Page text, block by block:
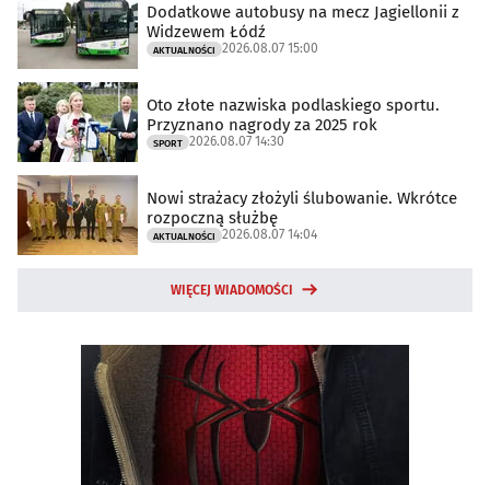
Dodatkowe autobusy na mecz Jagiellonii z
Widzewem Łódź
AKTUALNOŚCI 2026.08.07 15:00
Oto złote nazwiska podlaskiego sportu.
Przyznano nagrody za 2025 rok
SPORT 2026.08.07 14:30
Nowi strażacy złożyli ślubowanie. Wkrótce
rozpoczną służbę
AKTUALNOŚCI 2026.08.07 14:04
WIĘCEJ WIADOMOŚCI